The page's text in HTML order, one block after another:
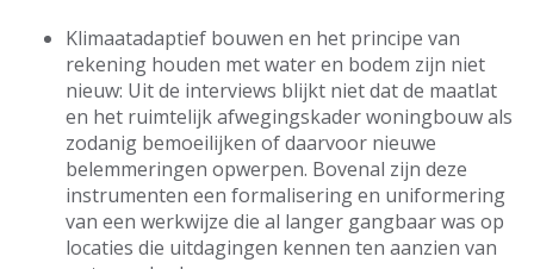
Klimaatadaptief bouwen en het principe van
rekening houden met water en bodem zijn niet
nieuw: Uit de interviews blijkt niet dat de maatlat
en het ruimtelijk afwegingskader woningbouw als
zodanig bemoeilijken of daarvoor nieuwe
belemmeringen opwerpen. Bovenal zijn deze
instrumenten een formalisering en uniformering
van een werkwijze die al langer gangbaar was op
locaties die uitdagingen kennen ten aanzien van